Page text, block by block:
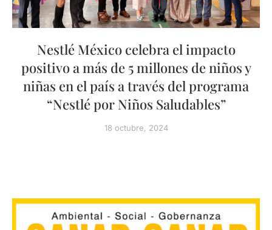
Nestlé México celebra el impacto
positivo a más de 5 millones de niños y
niñas en el país a través del programa
“Nestlé por Niños Saludables”
18 octubre, 2024